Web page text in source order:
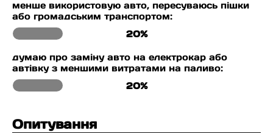
менше використовую авто, пересуваюсь пішки
або громадським транспортом:
20%
думаю про заміну авто на електрокар або
автівку з меншими витратами на паливо:
20%
Опитування